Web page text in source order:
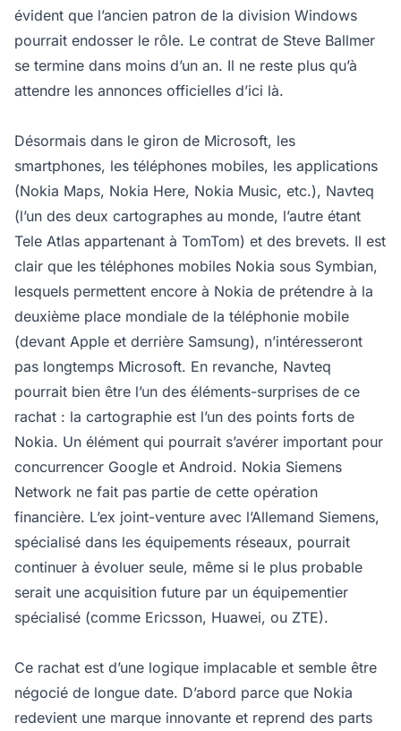
évident que l’ancien patron de la division Windows
pourrait endosser le rôle. Le contrat de Steve Ballmer
se termine dans moins d’un an. Il ne reste plus qu’à
attendre les annonces officielles d’ici là.
Désormais dans le giron de Microsoft, les
smartphones, les téléphones mobiles, les applications
(Nokia Maps, Nokia Here, Nokia Music, etc.), Navteq
(l’un des deux cartographes au monde, l’autre étant
Tele Atlas appartenant à TomTom) et des brevets. Il est
clair que les téléphones mobiles Nokia sous Symbian,
lesquels permettent encore à Nokia de prétendre à la
deuxième place mondiale de la téléphonie mobile
(devant Apple et derrière Samsung), n’intéresseront
pas longtemps Microsoft. En revanche, Navteq
pourrait bien être l’un des éléments-surprises de ce
rachat : la cartographie est l’un des points forts de
Nokia. Un élément qui pourrait s’avérer important pour
concurrencer Google et Android. Nokia Siemens
Network ne fait pas partie de cette opération
financière. L’ex joint-venture avec l’Allemand Siemens,
spécialisé dans les équipements réseaux, pourrait
continuer à évoluer seule, même si le plus probable
serait une acquisition future par un équipementier
spécialisé (comme Ericsson, Huawei, ou ZTE).
Ce rachat est d’une logique implacable et semble être
négocié de longue date. D’abord parce que Nokia
redevient une marque innovante et reprend des parts